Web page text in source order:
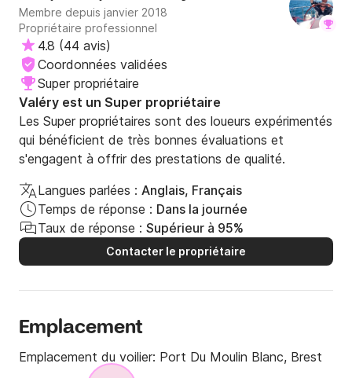
Membre depuis janvier 2018
Propriétaire professionnel
4.8 (44 avis)
Coordonnées validées
Super propriétaire
Valéry est un Super propriétaire
Les Super propriétaires sont des loueurs expérimentés
qui bénéficient de très bonnes évaluations et
s'engagent à offrir des prestations de qualité.
Langues parlées : Anglais, Français
Temps de réponse : Dans la journée
Taux de réponse : Supérieur à 95%
Contacter le propriétaire
Emplacement
Emplacement du voilier: Port Du Moulin Blanc, Brest